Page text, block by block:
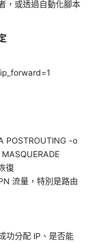
，或透過自動化腳本
-o
復
流量，特別是路由
功分配 IP、是否能